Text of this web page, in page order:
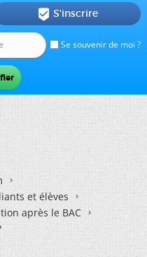
Se souvenir de moi ?
 S'inscrire
et élèves
après le BAC